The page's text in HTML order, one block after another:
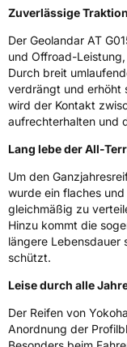
EffizienzE
Nasshaftung C
Rollgeräusch (dB)72
FahrzeugklasseC1
EPREL ID 630612
12
Zuverlässige
Der Geolandar AT
und Offroad-
Durch breit
verdrängt und erhöht
wird der Kontakt
aufrechterhalten und
Lang lebe der All-
Um den
wurde ein flaches
gleichmäßig zu
Hinzu kommt die
längere Lebensdauer
schützt.
Leise durch alle
Der Reifen von
Anordnung der